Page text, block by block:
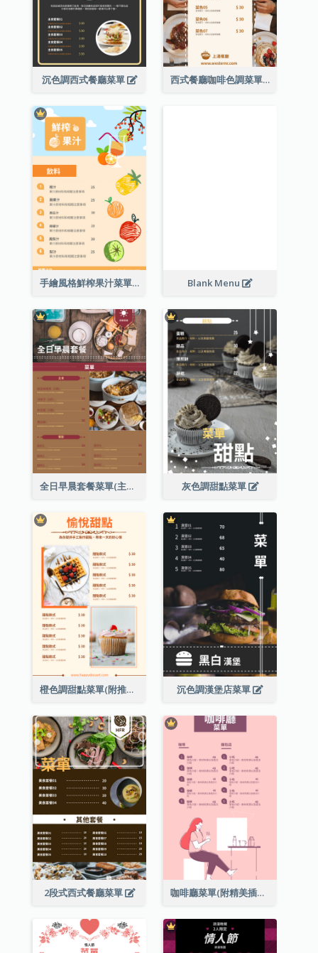
沉色調西式餐廳菜單 西式餐廳咖啡色調菜單
手繪風格鮮榨果汁菜單 Blank Menu
全日早晨套餐菜單(主食及餐飲) 灰色調甜點菜單
橙色調甜點菜單(附推薦款式圖片) 沉色調漢堡店菜單
2段式西式餐廳菜單 咖啡廳菜單(附精美插圖)